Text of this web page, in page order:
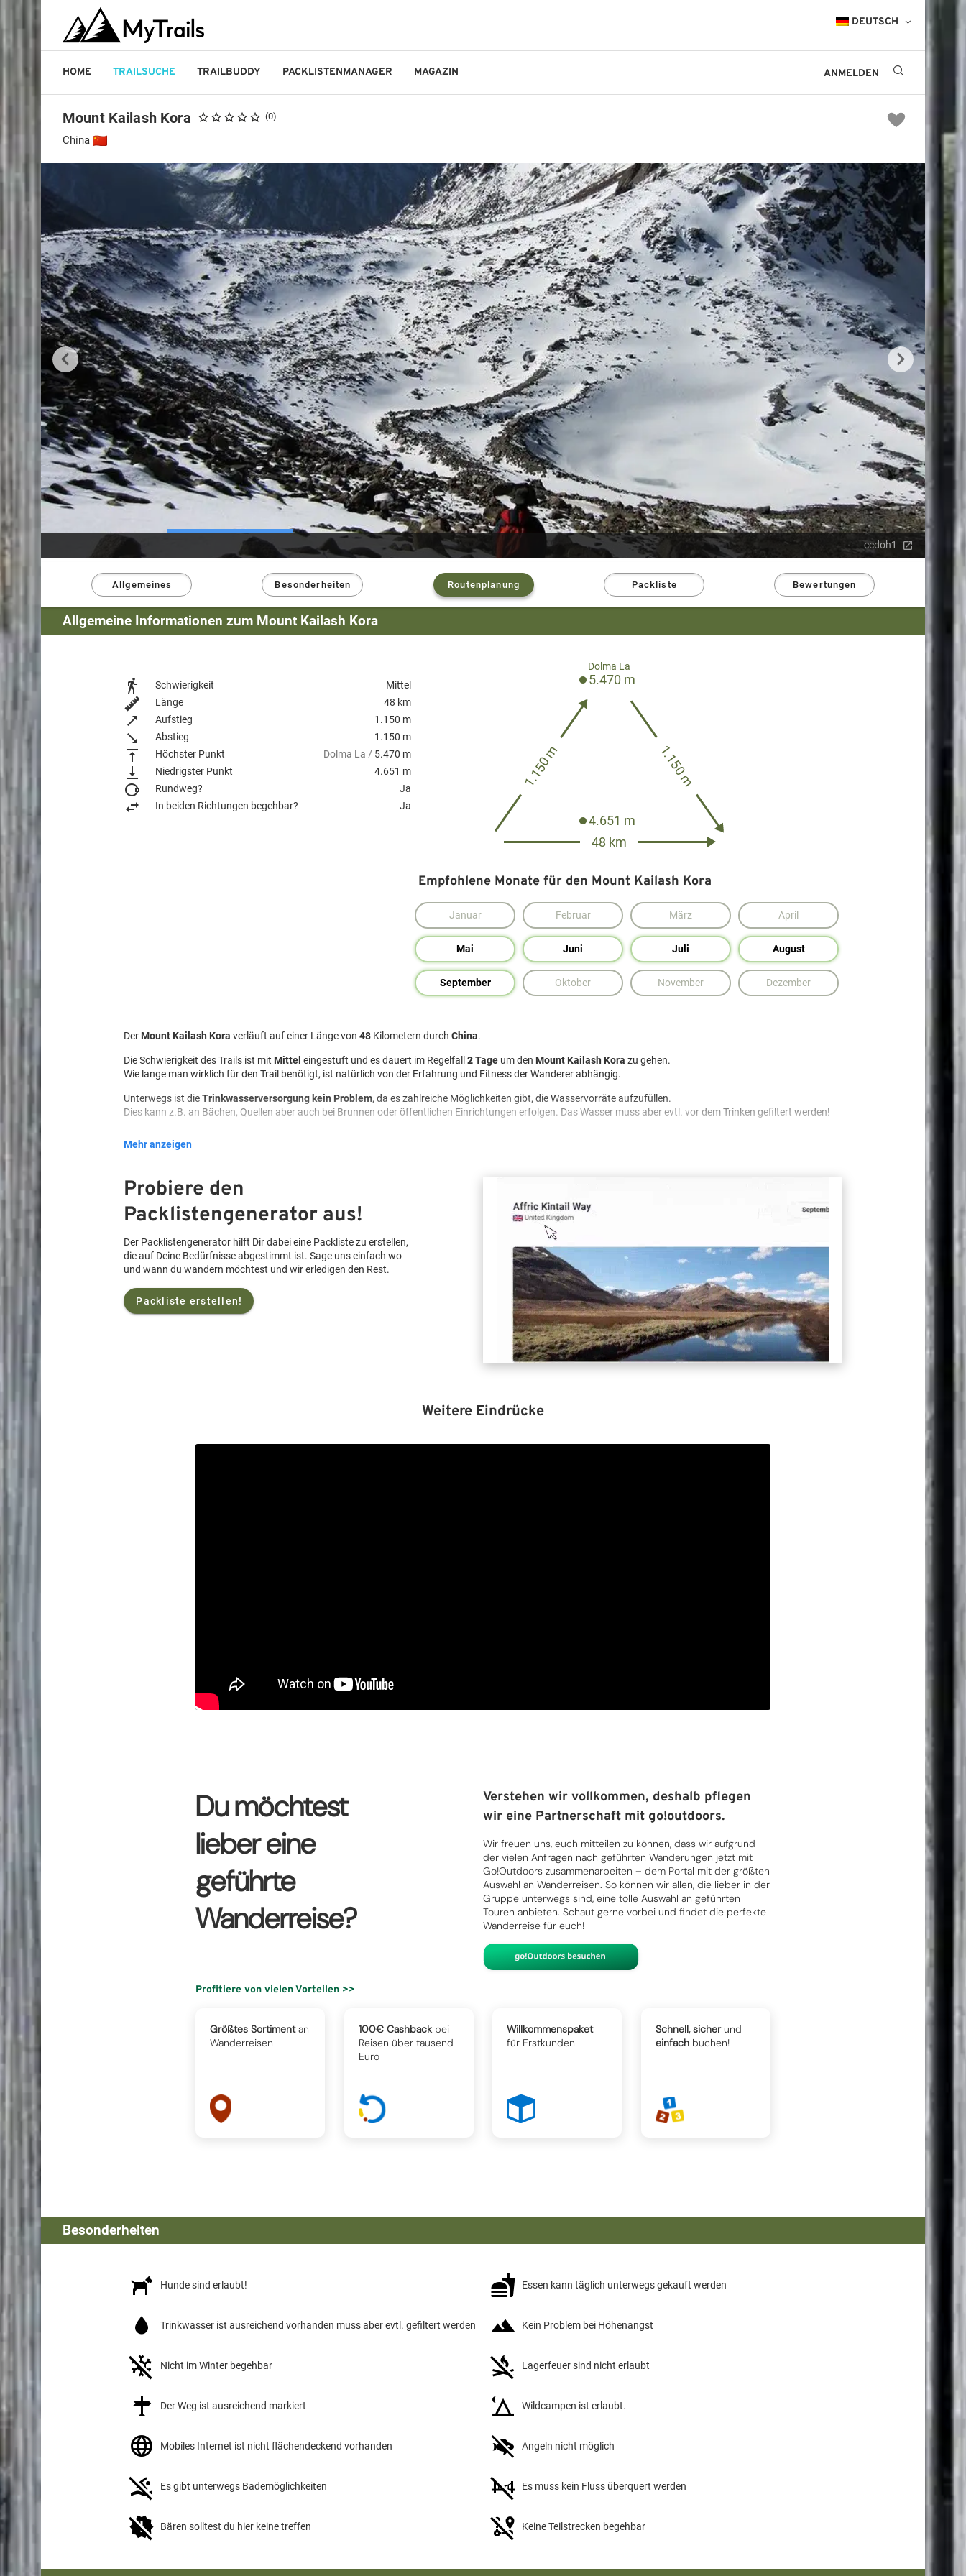
HOME TRAILSUCHE TRAILBUDDY PACKLISTENMANAGER MAGAZIN
DEUTSCH
ANMELDEN
Mount Kailash Kora (0)
China
ccdoh1
Allgemeines Besonderheiten Routenplanung Packliste Bewertungen
Allgemeine Informationen zum Mount Kailash Kora
Schwierigkeit
Mittel
Länge
48 km
Aufstieg
1.150 m
Abstieg
1.150 m
Höchster Punkt
Dolma La / 5.470 m
Niedrigster Punkt
4.651 m
Rundweg?
Ja
In beiden Richtungen begehbar?
Ja
48 km
1.150 m 1.150 m
Dolma La
5.470 m
4.651 m
Empfohlene Monate für den Mount Kailash Kora
Januar Februar März April
Mai Juni Juli August
September Oktober November Dezember
Der Mount Kailash Kora verläuft auf einer Länge von 48 Kilometern durch China.
Die Schwierigkeit des Trails ist mit Mittel eingestuft und es dauert im Regelfall 2Tage um den Mount Kailash Kora zu gehen.
Wie lange man wirklich für den Trail benötigt, ist natürlich von der Erfahrung und Fitness der Wanderer abhängig.
Unterwegs ist dieTrinkwasserversorgung kein Problem, da es zahlreiche Möglichkeiten gibt, die Wasservorräte aufzufüllen.
Dies kann z.B. an Bächen, Quellen aber auch bei Brunnen oder öffentlichen Einrichtungen erfolgen. Das Wasser muss aber evtl. vor dem Trinken gefiltert werden!
Man kann im Regelfall täglich entweder Lebensmittel nachkaufen oder in einer Hütte/einem Restaurant essen.
Übernachtet werden kann unterwegs
Wildcampen ist erlaubt. Wie immer gilt „Hinterlasse keine Spuren“. Müll muss mitgenommen und die Natur beachtet und geschützt werden!
Lagerfeuer sind nach aktuellem Stand verboten . Dies kann sich aber jederzeit ändern.
Bitte daher unbedingt öffentliche Aushänge und eine ggf. vorhandene Waldbrandgefahr beachten.
Es sollten zudem nie neue Feuerstellen errichtet, sondern vorhandene genutzt werden.
Mehr anzeigen
Probiere den
Packlistengenerator aus!
Der Packlistengenerator hilft Dir dabei eine Packliste zu erstellen,
die auf Deine Bedürfnisse abgestimmt ist. Sage uns einfach wo
und wann du wandern möchtest und wir erledigen den Rest.
Packliste erstellen!
Weitere Eindrücke
Du möchtest
lieber eine
geführte
Wanderreise?
Verstehen wir vollkommen, deshalb pflegen
wir eine Partnerschaft mit go!outdoors.
Wir freuen uns, euch mitteilen zu können, dass wir aufgrund
der vielen Anfragen nach geführten Wanderungen jetzt mit
Go!Outdoors zusammenarbeiten – dem Portal mit der größten
Auswahl an Wanderreisen. So können wir allen, die lieber in der
Gruppe unterwegs sind, eine tolle Auswahl an geführten
Touren anbieten. Schaut gerne vorbei und findet die perfekte
Wanderreise für euch!
Profitiere von vielen Vorteilen >>
Größtes Sortimentan
Wanderreisen
100€ Cashbackbei
Reisen über tausend
Euro
Willkommenspaket
für Erstkunden
Schnell, sicherund
einfachbuchen!
Besonderheiten
Hunde sind erlaubt! Essen kann täglich unterwegs gekauft werden
Trinkwasser ist ausreichend vorhanden muss aber evtl. gefiltert werden Kein Problem bei Höhenangst
Nicht im Winter begehbar Lagerfeuer sind nicht erlaubt
Der Weg ist ausreichend markiert Wildcampen ist erlaubt.
Mobiles Internet ist nicht flächendeckend vorhanden Angeln nicht möglich
Es gibt unterwegs Bademöglichkeiten Es muss kein Fluss überquert werden
Bären solltest du hier keine treffen Keine Teilstrecken begehbar